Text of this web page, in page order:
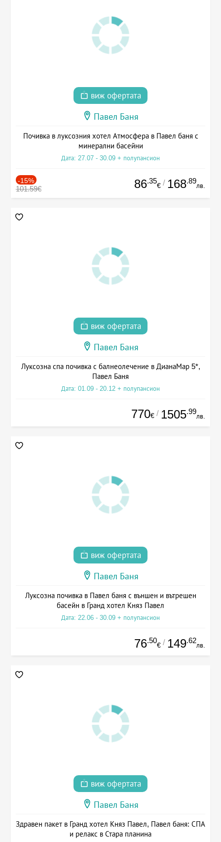
виж офертата
Павел Баня
Почивка в луксозния хотел Атмосфера в Павел баня с
минерални басейни
Дата: 27.07 - 30.09 + полупансион
-15%
101.59€ 86.35
€ / 168.89
лв.
виж офертата
Павел Баня
Луксозна спа почивка с балнеолечение в ДианаМар 5*,
Павел Баня
Дата: 01.09 - 20.12 + полупансион
770€ / 1505.99
лв.
виж офертата
Павел Баня
Луксозна почивка в Павел баня с външен и вътрешен
басейн в Гранд хотел Княз Павел
Дата: 22.06 - 30.09 + полупансион
76.50
€ / 149.62
лв.
виж офертата
Павел Баня
Здравен пакет в Гранд хотел Княз Павел, Павел баня: СПА
и релакс в Стара планина